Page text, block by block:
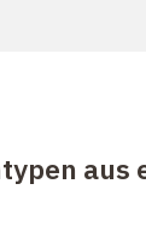
aus